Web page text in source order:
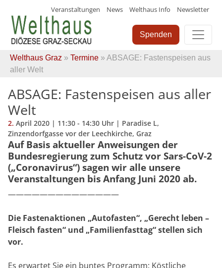
Skip
content
Veranstaltungen News Welthaus Info Newsletter
Spenden
Welthaus Graz » Termine » ABSAGE: Fastenspeisen aus
aller Welt
ABSAGE: Fastenspeisen aus aller
Welt
2. April 2020 | 11:30 - 14:30 Uhr | Paradise L,
Zinzendorfgasse vor der Leechkirche, Graz
Auf Basis aktueller Anweisungen der
Bundesregierung zum Schutz vor Sars-CoV-2
(„Coronavirus“) sagen wir alle unsere
Veranstaltungen bis Anfang Juni 2020 ab.
——————————————
Die Fastenaktionen „Autofasten“, „Gerecht leben –
Fleisch fasten“ und „Familienfasttag“ stellen sich
vor.
Es erwartet Sie ein buntes Programm: Köstliche